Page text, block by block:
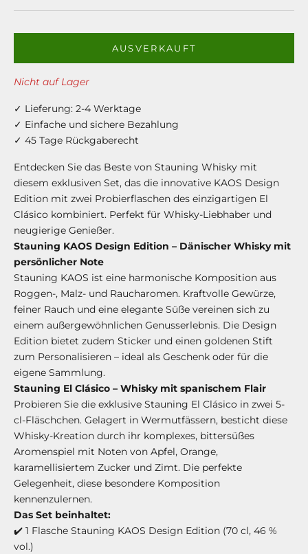
AUSVERKAUFT
Nicht auf Lager
✓ Lieferung: 2-4 Werktage
✓ Einfache und sichere Bezahlung
✓ 45 Tage Rückgaberecht
Entdecken Sie das Beste von Stauning Whisky mit
diesem exklusiven Set, das die innovative KAOS Design
Edition mit zwei Probierflaschen des einzigartigen El
Clásico kombiniert. Perfekt für Whisky-Liebhaber und
neugierige Genießer.
Stauning KAOS Design Edition – Dänischer Whisky mit
persönlicher Note
Stauning KAOS ist eine harmonische Komposition aus
Roggen-, Malz- und Raucharomen. Kraftvolle Gewürze,
feiner Rauch und eine elegante Süße vereinen sich zu
einem außergewöhnlichen Genusserlebnis. Die Design
Edition bietet zudem Sticker und einen goldenen Stift
zum Personalisieren – ideal als Geschenk oder für die
eigene Sammlung.
Stauning El Clásico – Whisky mit spanischem Flair
Probieren Sie die exklusive Stauning El Clásico in zwei 5-
cl-Fläschchen. Gelagert in Wermutfässern, besticht diese
Whisky-Kreation durch ihr komplexes, bittersüßes
Aromenspiel mit Noten von Apfel, Orange,
karamellisiertem Zucker und Zimt. Die perfekte
Gelegenheit, diese besondere Komposition
kennenzulernen.
Das Set beinhaltet:
✔️ 1 Flasche Stauning KAOS Design Edition (70 cl, 46 %
vol.)